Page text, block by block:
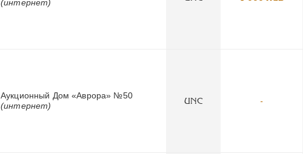
(интернет)
Аукционный Дом «Аврора» №50
(интернет)
UNC -